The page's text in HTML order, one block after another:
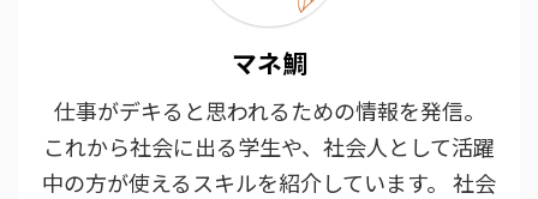
マネ鯛
仕事がデキると思われるための情報を発信。
これから社会に出る学生や、社会人として活躍
中の方が使えるスキルを紹介しています。 社会